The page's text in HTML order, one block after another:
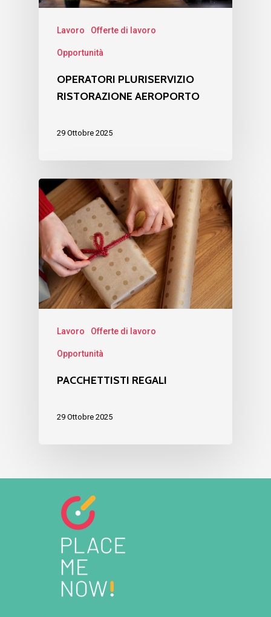
Lavoro Offerte di lavoro
Opportunità
OPERATORI PLURISERVIZIO
RISTORAZIONE AEROPORTO
29 Ottobre 2025
Lavoro Offerte di lavoro
Opportunità
PACCHETTISTI REGALI
29 Ottobre 2025